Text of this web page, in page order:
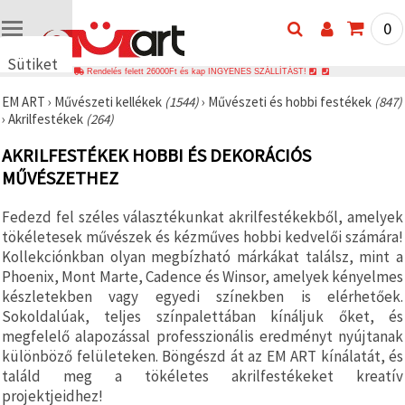
Sütiket
🍪 Cookie-
kat és
technológiákat
használunk
annak
hogy
biztosítsuk
a weboldal
megfelelő
működését,
javítsuk az
Ön
felhasználói
élményét,
és az Ön
hozzájárulásával
elemezzük
a
forgalmat,
0
Rendelés felett 26000Ft és kap INGYENES SZÁLLÍTÁST!
EM ART › Művészeti kellékek (1544)› Művészeti és hobbi festékek (847)
› Akrilfestékek (264)
AKRILFESTÉKEK HOBBI ÉS DEKORÁCIÓS
MŰVÉSZETHEZ
Fedezd fel széles választékunkat akrilfestékekből, amelyek
tökéletesek művészek és kézműves hobbi kedvelői számára!
Kollekciónkban olyan megbízható márkákat találsz, mint a
Phoenix, Mont Marte, Cadence és Winsor, amelyek kényelmes
készletekben vagy egyedi színekben is elérhetőek.
Sokoldalúak, teljes színpalettában kínáljuk őket, és
megfelelő alapozással professzionális eredményt nyújtanak
különböző felületeken. Böngészd át az EM ART kínálatát, és
találd meg a tökéletes akrilfestékeket kreatív
projektjeidhez!